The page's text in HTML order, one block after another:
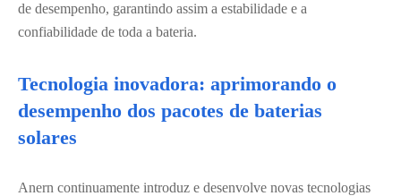
de desempenho, garantindo assim a estabilidade e a
confiabilidade de toda a bateria.
Tecnologia inovadora: aprimorando o
desempenho dos pacotes de baterias
solares
Anern continuamente introduz e desenvolve novas tecnologias